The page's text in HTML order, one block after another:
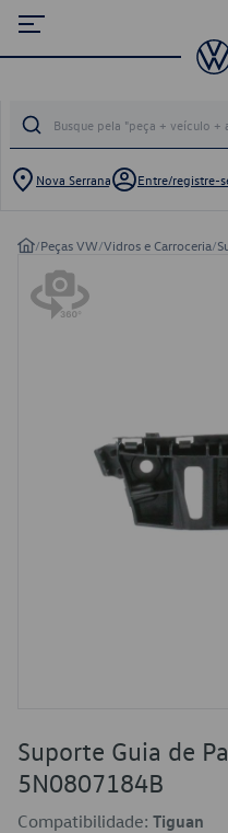
Nova Serrana Entre/registre-
/Peças VW/Vidros e Carroceria/
Suporte Guia de
5N0807184B
Compatibilidade: Tiguan